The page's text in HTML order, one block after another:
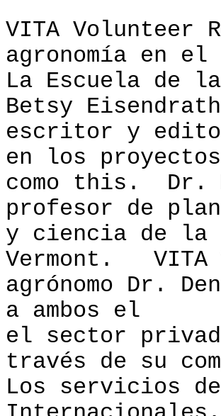
VITA Volunteer
agronomía en el
La Escuela
Betsy
escritor y editor
en los
como this. Dr.
profesor de
y ciencia de la
Vermont. VITA
agrónomo Dr.
a ambos el
el sector
través de su
Los servicios